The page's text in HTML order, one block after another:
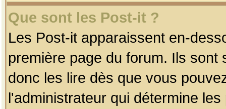
Que sont les Post-it ?
Les Post-it apparaissent en-
première page du forum. Ils
donc les lire dès que vous
l'administrateur qui détermine